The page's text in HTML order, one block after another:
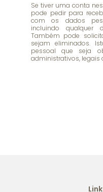
Se tiver uma conta
pode pedir para
com os dados
incluindo qualquer
Também pode
sejam eliminados.
pessoal que seja
administrativos, legais